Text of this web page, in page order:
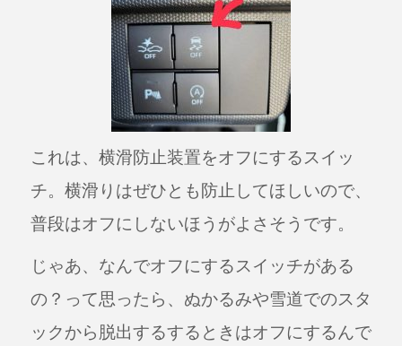
これは、横滑防止装置をオフにするスイッ
チ。横滑りはぜひとも防止してほしいので、
普段はオフにしないほうがよさそうです。
じゃあ、なんでオフにするスイッチがある
の？って思ったら、ぬかるみや雪道でのスタ
ックから脱出するするときはオフにするんで